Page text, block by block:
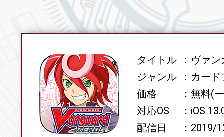
SPECタイトル
ヴァン
ジャンル
カード
価格
無料(
対応OS
iOS
配信日
2019/